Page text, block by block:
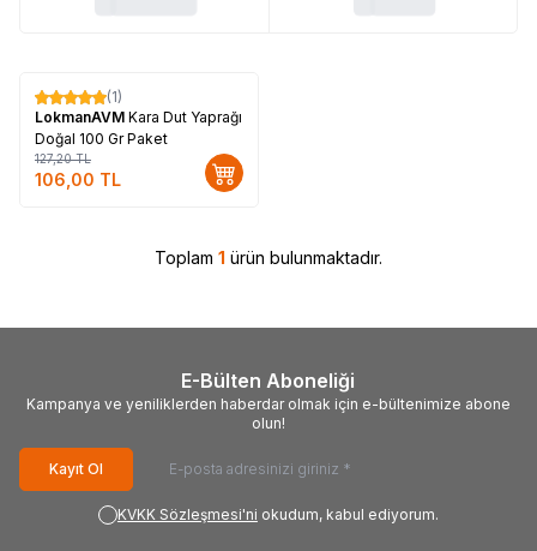
%17
(1)
LokmanAVM Kara Dut Yaprağı
Doğal 100 Gr Paket
127,20TL
106,00 TL
Toplam 1 ürün bulunmaktadır.
E-Bülten Aboneliği
Kampanya ve yeniliklerden haberdar olmak için e-bültenimize abone
olun!
Kayıt Ol
KVKK Sözleşmesi'ni okudum, kabul ediyorum.